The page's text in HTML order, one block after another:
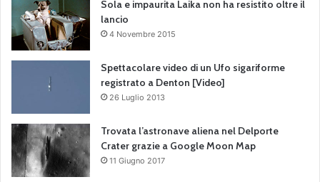
Sola e impaurita Laika non ha resistito oltre il
lancio
4 Novembre 2015
Spettacolare video di un Ufo sigariforme
registrato a Denton [Video]
26 Luglio 2013
Trovata l’astronave aliena nel Delporte
Crater grazie a Google Moon Map
11 Giugno 2017